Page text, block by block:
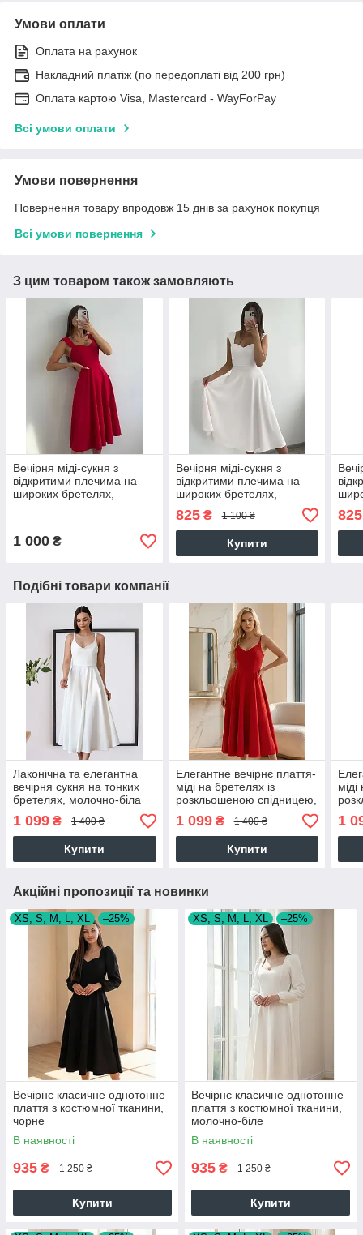
Умови оплати
Оплата на рахунок
Накладний платіж (по передоплаті від 200 грн)
Оплата картою Visa, Mastercard - WayForPay
Всі умови оплати
Умови повернення
Повернення товару впродовж 15 днів за рахунок покупця
Всі умови повернення
З цим товаром також замовляють
Вечірня міді-сукня з
відкритими плечима на
широких бретелях,
1 000 ₴
Вечірня міді-сукня з
відкритими плечима на
широких бретелях,
молочно-біле
825₴ 1 100 ₴
Купити
825
Подібні товари компанії
Лаконічна та елегантна
вечірня сукня на тонких
бретелях, молочно-біла
1 099 ₴ 1 400 ₴
Купити
Елегантне вечірнє плаття-
міді на бретелях із
розкльошеною спідницею,
1 099₴ 1 400 ₴
Купити
1
Акційні пропозиції та новинки
XS, S, M, L, XL –25%
Вечірнє класичне однотонне
плаття з костюмної тканини,
чорне
В наявності
935 ₴ 1 250 ₴
Купити
XS, S, M, L, XL –25%
Вечірнє класичне однотонне
плаття з костюмної тканини,
молочно-біле
В наявності
935 ₴ 1 250 ₴
Купити